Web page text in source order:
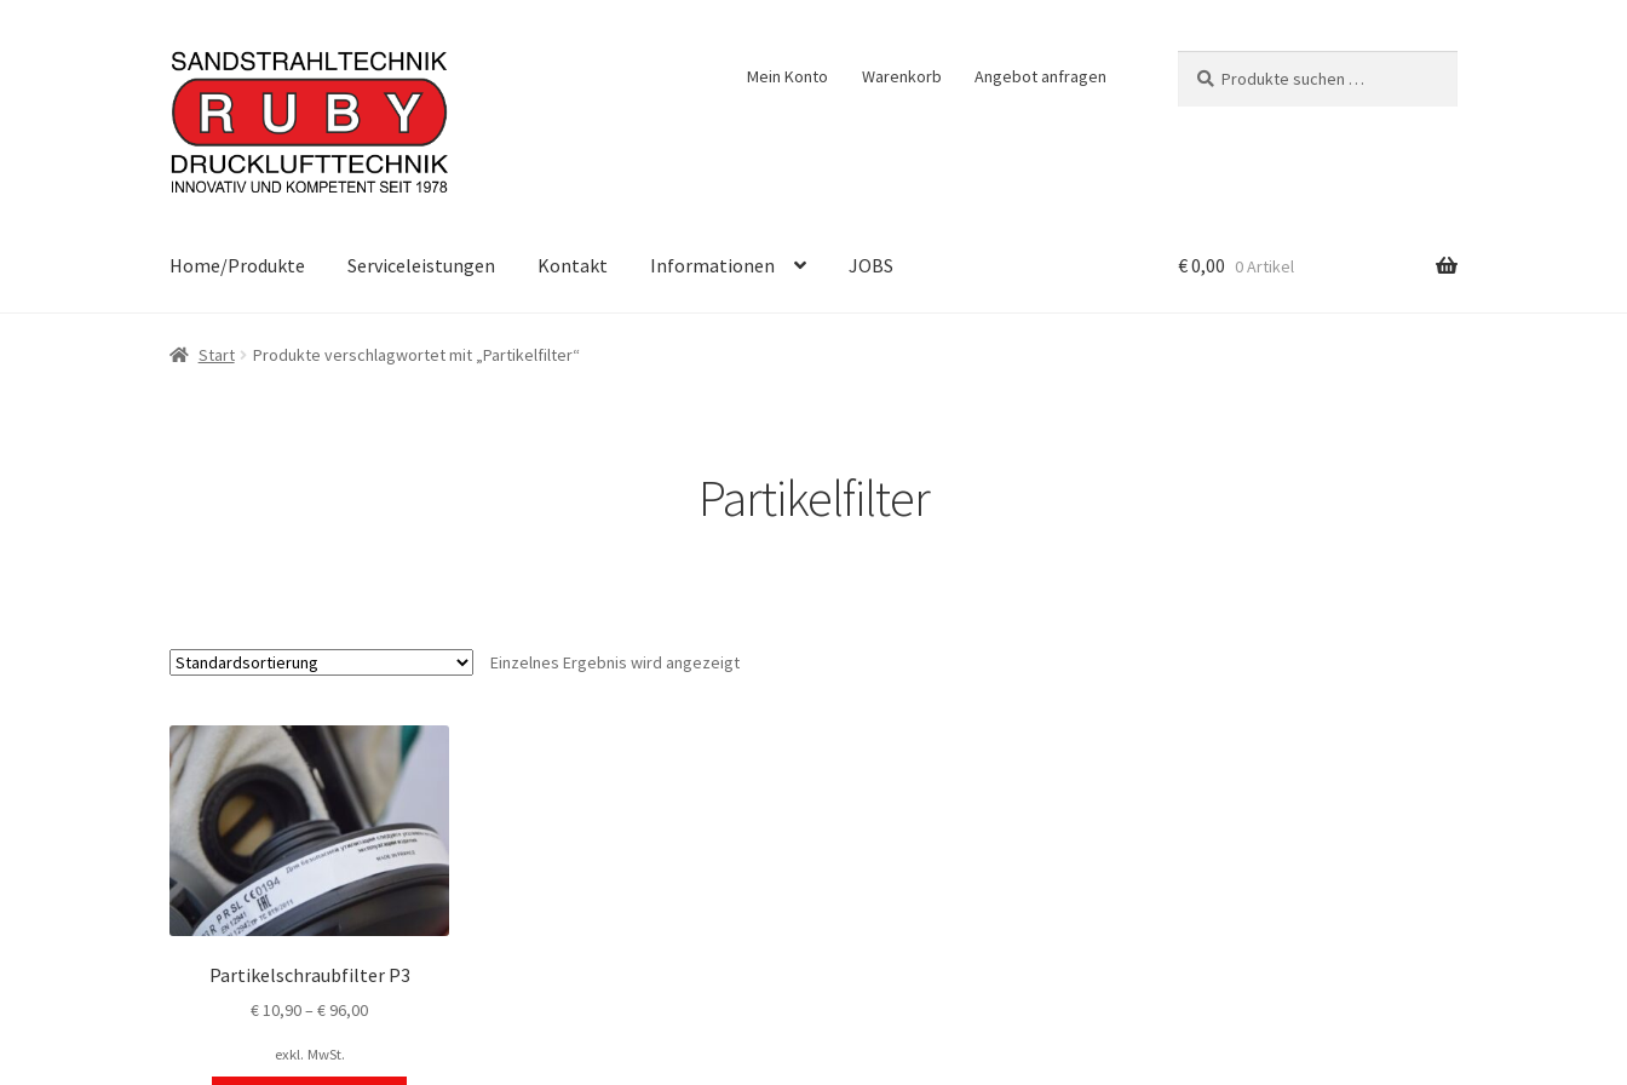
Zur
Navigation
springen
Zum
Inhalt
springen
Mein Konto Warenkorb Angebot anfragen
nach:
Home/Produkte Serviceleistungen Kontakt Informationen JOBS €0,00 0 Artikel
Start Produkte verschlagwortet mit „Partikelfilter“
Partikelfilter
Einzelnes Ergebnis wird angezeigt
Partikelschraubfilter P3
€10,90–€ 96,00
exkl. MwSt.